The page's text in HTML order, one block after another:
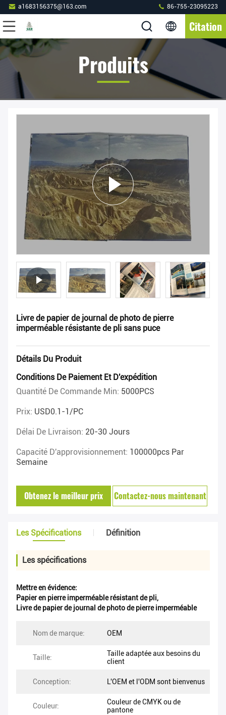
a1683156375@163.com 86-755-23095223
Citation
Produits
Livre de papier de journal de photo de pierre
imperméable résistante de pli sans puce
Détails Du Produit
Conditions De Paiement Et D'expédition
Quantité De Commande Min: 5000PCS
Prix: USD0.1-1/PC
Délai De Livraison: 20-30 Jours
Capacité D'approvisionnement: 100000pcs Par
Semaine
Obtenez le meilleur prix Contactez-nous maintenant
Les Spécifications Définition
Les spécifications
Mettre en évidence:
Papier en pierre imperméable résistant de pli,
Livre de papier de journal de photo de pierre imperméable
Nom de marque: OEM
Taille:
Taille adaptée aux besoins du
client
Conception: L'OEM et l'ODM sont bienvenus
Couleur:
Couleur de CMYK ou de
pantone